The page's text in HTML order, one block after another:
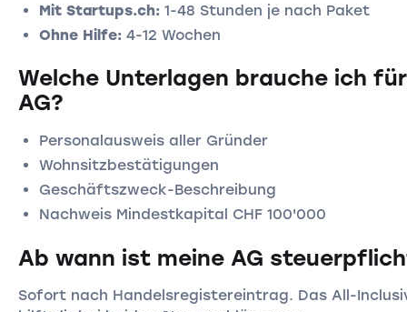
Mit Startups.ch: 1-48 Stunden je nach Paket
Ohne Hilfe: 4-12 Wochen
Welche Unterlagen brauche ich
AG?
Personalausweis aller Gründer
Wohnsitzbestätigungen
Geschäftszweck-Beschreibung
Nachweis Mindestkapital CHF 100'000
Ab wann ist meine AG
Sofort nach Handelsregistereintrag. Das All-